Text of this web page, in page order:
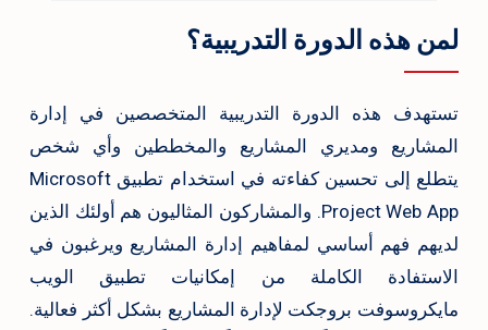
لمن هذه الدورة التدريبية؟
تستهدف هذه الدورة التدريبية المتخصصين في إدارة
المشاريع ومديري المشاريع والمخططين وأي شخص
يتطلع إلى تحسين كفاءته في استخدام تطبيق Microsoft
Project Web App. والمشاركون المثاليون هم أولئك الذين
لديهم فهم أساسي لمفاهيم إدارة المشاريع ويرغبون في
الاستفادة الكاملة من إمكانيات تطبيق الويب
مايكروسوفت بروجكت لإدارة المشاريع بشكل أكثر فعالية.